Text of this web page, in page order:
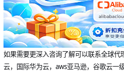
如果需要更深入咨询了解可以联系全球代
云，国际华为云，aws亚马逊，谷歌云一